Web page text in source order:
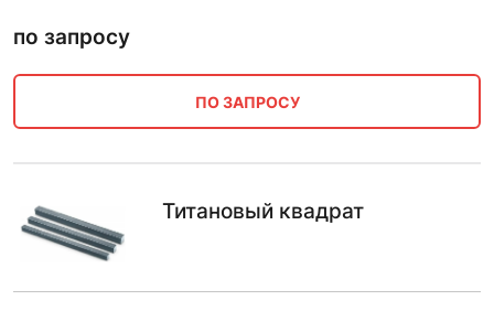
по запросу
ПО ЗАПРОСУ
Титановый квадрат